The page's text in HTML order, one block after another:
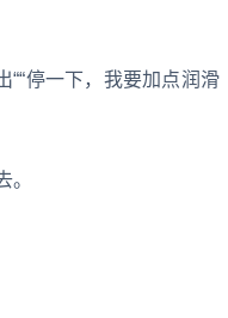
停一下，我要加点润滑